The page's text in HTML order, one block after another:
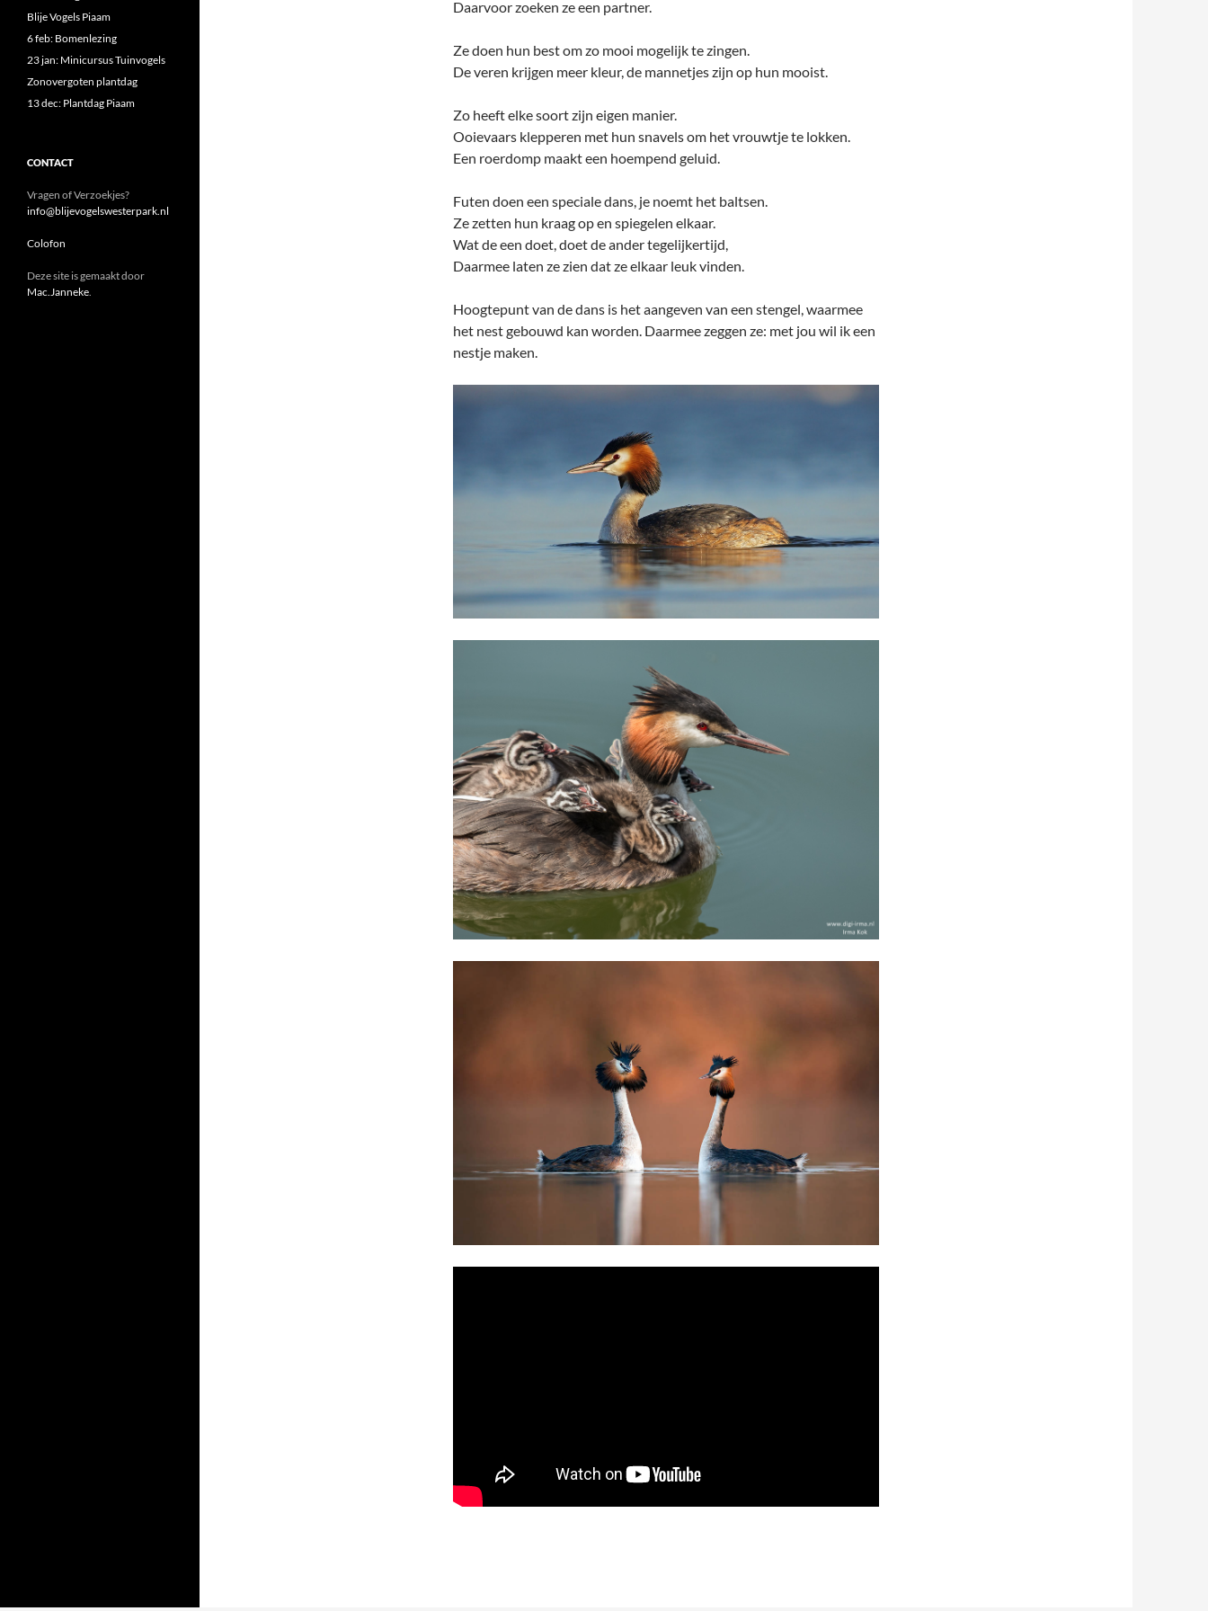
Daarvoor zoeken ze een partner.
Ze doen hun best om zo mooi mogelijk te zingen.
De veren krijgen meer kleur, de mannetjes zijn op hun mooist.
Zo heeft elke soort zijn eigen manier.
Ooievaars klepperen met hun snavels om het vrouwtje te lokken.
Een roerdomp maakt een hoempend geluid.
Futen doen een speciale dans, je noemt het baltsen.
Ze zetten hun kraag op en spiegelen elkaar.
Wat de een doet, doet de ander tegelijkertijd,
Daarmee laten ze zien dat ze elkaar leuk vinden.
Hoogtepunt van de dans is het aangeven van een stengel, waarmee
het nest gebouwd kan worden. Daarmee zeggen ze: met jou wil ik een
nestje maken.
Blije Vogels Piaam
6 feb: Bomenlezing
23 jan: Minicursus Tuinvogels
Zonovergoten plantdag
13 dec: Plantdag Piaam
CONTACT
Vragen of Verzoekjes?
info@blijevogelswesterpark.nl
Colofon
Deze site is gemaakt door
Mac.Janneke.